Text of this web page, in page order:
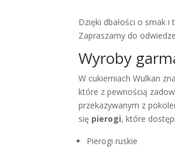
Dzięki dbałości o smak
Zapraszamy do
Wyroby
W cukierniach Wulkan
które z pewnością
przekazywanym z
się pierogi, które
Pierogi ruskie